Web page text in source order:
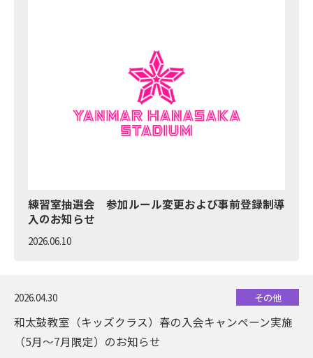
練習室抽選会 参加ルール変更および事前登録制導
入のお知らせ
2026.06.10
2026.04.30 その他
和太鼓教室（キッズクラス）春の入会キャンペーン実施
（5月～7月限定）のお知らせ